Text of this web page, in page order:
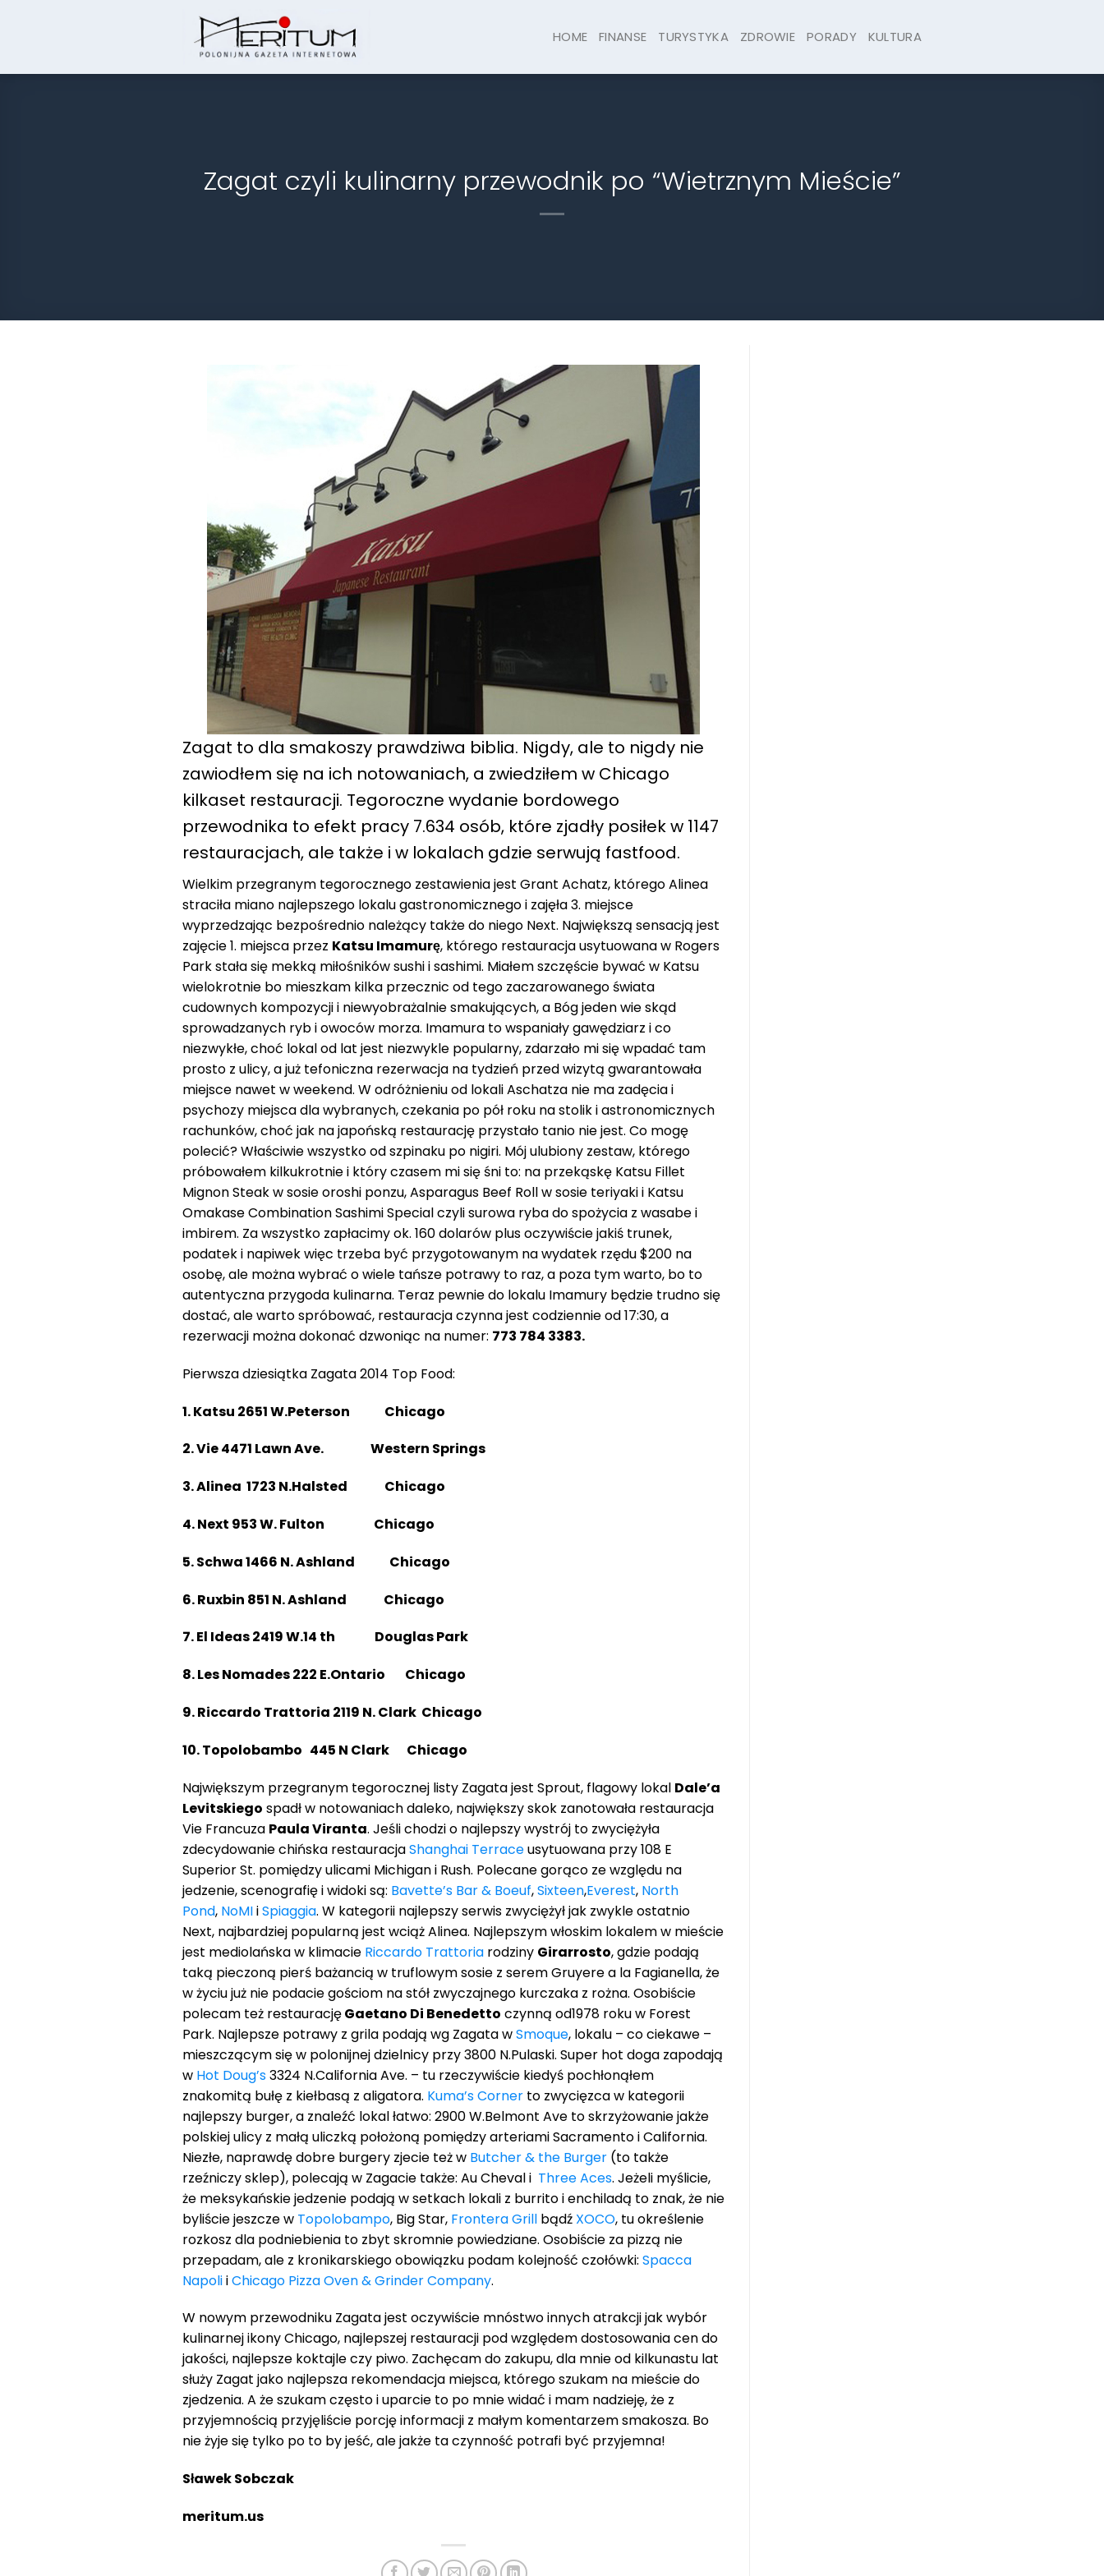
HOME FINANSE TURYSTYKA ZDROWIE PORADY KULTURA
Zagat czyli kulinarny przewodnik po “Wietrznym Mieście”
Zagat to dla smakoszy prawdziwa biblia. Nigdy, ale to nigdy nie
zawiodłem się na ich notowaniach, a zwiedziłem w Chicago
kilkaset restauracji. Tegoroczne wydanie bordowego
przewodnika to efekt pracy 7.634 osób, które zjadły posiłek w 1147
restauracjach, ale także i w lokalach gdzie serwują fastfood.
Wielkim przegranym tegorocznego zestawienia jest Grant Achatz, którego Alinea
straciła miano najlepszego lokalu gastronomicznego i zajęła 3. miejsce
wyprzedzając bezpośrednio należący także do niego Next. Największą sensacją jest
zajęcie 1. miejsca przez Katsu Imamurę, którego restauracja usytuowana w Rogers
Park stała się mekką miłośników sushi i sashimi. Miałem szczęście bywać w Katsu
wielokrotnie bo mieszkam kilka przecznic od tego zaczarowanego świata
cudownych kompozycji i niewyobrażalnie smakujących, a Bóg jeden wie skąd
sprowadzanych ryb i owoców morza. Imamura to wspaniały gawędziarz i co
niezwykłe, choć lokal od lat jest niezwykle popularny, zdarzało mi się wpadać tam
prosto z ulicy, a już tefoniczna rezerwacja na tydzień przed wizytą gwarantowała
miejsce nawet w weekend. W odróżnieniu od lokali Aschatza nie ma zadęcia i
psychozy miejsca dla wybranych, czekania po pół roku na stolik i astronomicznych
rachunków, choć jak na japońską restaurację przystało tanio nie jest. Co mogę
polecić? Właściwie wszystko od szpinaku po nigiri. Mój ulubiony zestaw, którego
próbowałem kilkukrotnie i który czasem mi się śni to: na przekąskę Katsu Fillet
Mignon Steak w sosie oroshi ponzu, Asparagus Beef Roll w sosie teriyaki i Katsu
Omakase Combination Sashimi Special czyli surowa ryba do spożycia z wasabe i
imbirem. Za wszystko zapłacimy ok. 160 dolarów plus oczywiście jakiś trunek,
podatek i napiwek więc trzeba być przygotowanym na wydatek rzędu $200 na
osobę, ale można wybrać o wiele tańsze potrawy to raz, a poza tym warto, bo to
autentyczna przygoda kulinarna. Teraz pewnie do lokalu Imamury będzie trudno się
dostać, ale warto spróbować, restauracja czynna jest codziennie od 17:30, a
rezerwacji można dokonać dzwoniąc na numer: 773 784 3383.
Pierwsza dziesiątka Zagata 2014 Top Food:
1. Katsu 2651 W.Peterson Chicago
2. Vie 4471 Lawn Ave. Western Springs
3. Alinea 1723 N.Halsted Chicago
4. Next 953 W. Fulton Chicago
5. Schwa 1466 N. Ashland Chicago
6. Ruxbin 851 N. Ashland Chicago
7. El Ideas 2419 W.14 th Douglas Park
8. Les Nomades 222 E.Ontario Chicago
9. Riccardo Trattoria 2119 N. Clark Chicago
10. Topolobambo 445 N Clark Chicago
Największym przegranym tegorocznej listy Zagata jest Sprout, flagowy lokal Dale’a
Levitskiego spadł w notowaniach daleko, największy skok zanotowała restauracja
Vie Francuza Paula Viranta. Jeśli chodzi o najlepszy wystrój to zwyciężyła
zdecydowanie chińska restauracjaShanghai Terraceusytuowana przy 108 E
Superior St. pomiędzy ulicami Michigan i Rush. Polecane gorąco ze względu na
jedzenie, scenografię i widoki są: Bavette’s Bar & Boeuf,Sixteen,Everest, North
Pond, NoMIiSpiaggia. W kategorii najlepszy serwis zwyciężył jak zwykle ostatnio
Next, najbardziej popularną jest wciąż Alinea. Najlepszym włoskim lokalem w mieście
jest mediolańska w klimacie Riccardo Trattoria rodziny Girarrosto, gdzie podają
taką pieczoną pierś bażancią w truflowym sosie z serem Gruyere a la Fagianella, że
w życiu już nie podacie gościom na stół zwyczajnego kurczaka z rożna. Osobiście
polecam też restauracjęGaetano Di Benedetto czynną od1978 roku w Forest
Park. Najlepsze potrawy z grila podają wg Zagata wSmoque, lokalu – co ciekawe –
mieszczącym się w polonijnej dzielnicy przy 3800 N.Pulaski. Super hot doga zapodają
w Hot Doug’s3324 N.California Ave. – tu rzeczywiście kiedyś pochłonąłem
znakomitą bułę z kiełbasą z aligatora. Kuma’s Corner to zwycięzca w kategorii
najlepszy burger, a znaleźć lokal łatwo: 2900 W.Belmont Ave to skrzyżowanie jakże
polskiej ulicy z małą uliczką położoną pomiędzy arteriami Sacramento i California.
Niezłe, naprawdę dobre burgery zjecie też w Butcher & the Burger (to także
rzeźniczy sklep), polecają w Zagacie także: Au Cheval i Three Aces. Jeżeli myślicie,
że meksykańskie jedzenie podają w setkach lokali z burrito i enchiladą to znak, że nie
byliście jeszcze w Topolobampo, Big Star, Frontera Grill bądź XOCO, tu określenie
rozkosz dla podniebienia to zbyt skromnie powiedziane. Osobiście za pizzą nie
przepadam, ale z kronikarskiego obowiązku podam kolejność czołówki: Spacca
NapoliiChicago Pizza Oven & Grinder Company.
W nowym przewodniku Zagata jest oczywiście mnóstwo innych atrakcji jak wybór
kulinarnej ikony Chicago, najlepszej restauracji pod względem dostosowania cen do
jakości, najlepsze koktajle czy piwo. Zachęcam do zakupu, dla mnie od kilkunastu lat
służy Zagat jako najlepsza rekomendacja miejsca, którego szukam na mieście do
zjedzenia. A że szukam często i uparcie to po mnie widać i mam nadzieję, że z
przyjemnością przyjęliście porcję informacji z małym komentarzem smakosza. Bo
nie żyje się tylko po to by jeść, ale jakże ta czynność potrafi być przyjemna!
Sławek Sobczak
meritum.us